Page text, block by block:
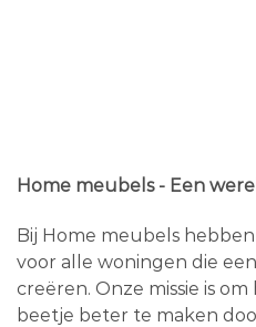
Home meubels - Een
Bij Home meubels
voor alle woningen die
creëren. Onze missie is
beetje beter te maken